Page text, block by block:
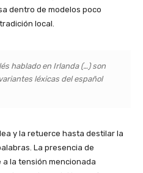
dentro de modelos poco
local.
hablado en Irlanda (…) son
léxicas del español
y la retuerce hasta destilar la
La presencia de
la tensión mencionada